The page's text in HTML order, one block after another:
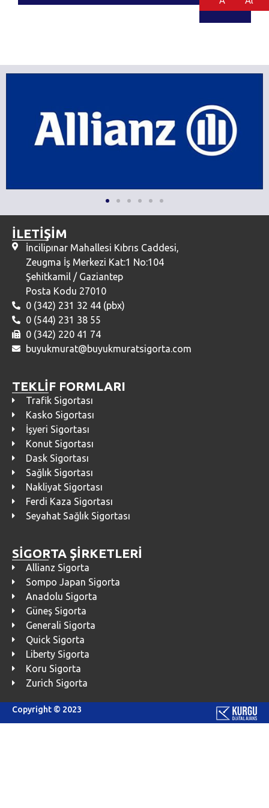
İLETİŞİM
İncilipınar Mahallesi Kıbrıs Caddesi,
Zeugma İş Merkezi Kat:1 No:104
Şehitkamil / Gaziantep
Posta Kodu 27010
0 (342) 231 32 44 (pbx)
0 (544) 231 38 55
0 (342) 220 41 74
buyukmurat@buyukmuratsigorta.com
TEKLİF FORMLARI
Trafik Sigortası
Kasko Sigortası
İşyeri Sigortası
Konut Sigortası
Dask Sigortası
Sağlık Sigortası
Nakliyat Sigortası
Ferdi Kaza Sigortası
Seyahat Sağlık Sigortası
SİGORTA ŞİRKETLERİ
Allianz Sigorta
Sompo Japan Sigorta
Anadolu Sigorta
Güneş Sigorta
Generali Sigorta
Quick Sigorta
Liberty Sigorta
Koru Sigorta
Zurich Sigorta
Copyright © 2023